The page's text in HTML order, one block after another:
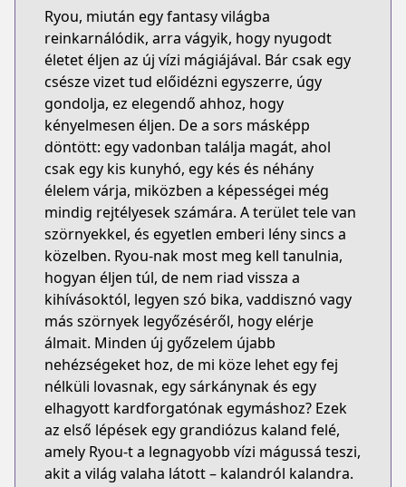
Ryou, miután egy fantasy világba
reinkarnálódik, arra vágyik, hogy nyugodt
életet éljen az új vízi mágiájával. Bár csak egy
csésze vizet tud előidézni egyszerre, úgy
gondolja, ez elegendő ahhoz, hogy
kényelmesen éljen. De a sors másképp
döntött: egy vadonban találja magát, ahol
csak egy kis kunyhó, egy kés és néhány
élelem várja, miközben a képességei még
mindig rejtélyesek számára. A terület tele van
szörnyekkel, és egyetlen emberi lény sincs a
közelben. Ryou-nak most meg kell tanulnia,
hogyan éljen túl, de nem riad vissza a
kihívásoktól, legyen szó bika, vaddisznó vagy
más szörnyek legyőzéséről, hogy elérje
álmait. Minden új győzelem újabb
nehézségeket hoz, de mi köze lehet egy fej
nélküli lovasnak, egy sárkánynak és egy
elhagyott kardforgatónak egymáshoz? Ezek
az első lépések egy grandiózus kaland felé,
amely Ryou-t a legnagyobb vízi mágussá teszi,
akit a világ valaha látott – kalandról kalandra.